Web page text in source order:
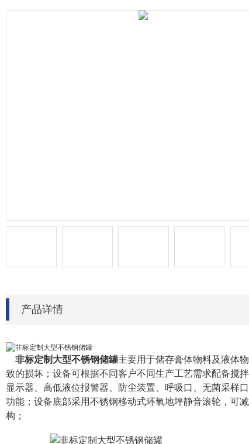
产品详情
非标定制大型不锈钢储罐主要用于储存膏体物料及液体
致的损坏；设备可根据不同客户不同生产工艺需求配备搅
显示器、高低液位报警器、防尘装置、呼吸口、无菌采样
功能；设备底部采用不锈钢移动式环氧地坪静音滚轮，可
构；